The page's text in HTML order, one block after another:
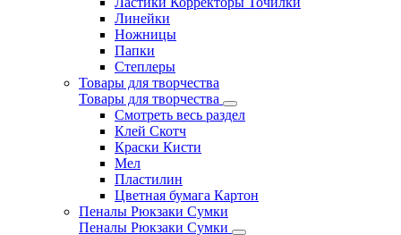
Линейки
Ножницы
Папки
Степлеры
Товары для творчества
Товары для творчества
Смотреть весь раздел
Клей Скотч
Краски Кисти
Мел
Пластилин
Цветная бумага Картон
Пеналы Рюкзаки Сумки
Пеналы Рюкзаки Сумки